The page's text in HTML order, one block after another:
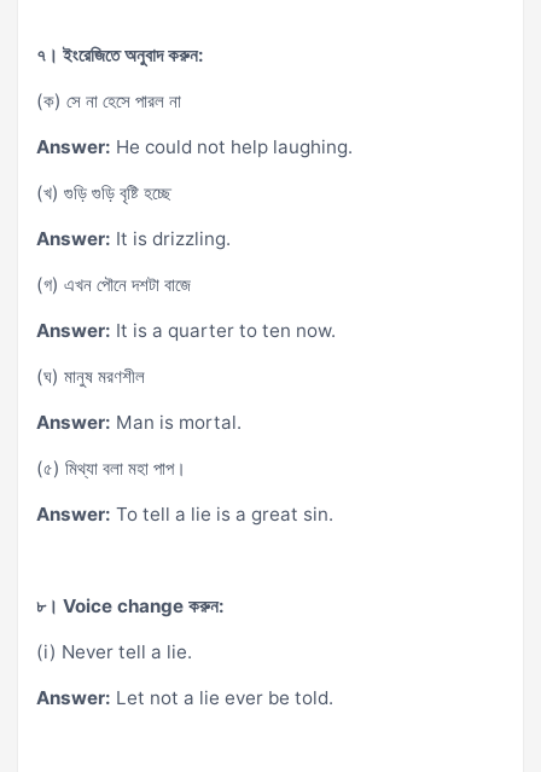
৭। ইংরেজিতে অনুবাদ করুন:
(ক) সে না হেসে পারল না
Answer: He could not help laughing.
(খ) গুড়ি গুড়ি বৃষ্টি হচ্ছে
Answer: It is drizzling.
(গ) এখন পৌনে দশটা বাজে
Answer: It is a quarter to ten now.
(ঘ) মানুষ মরণশীল
Answer: Man is mortal.
(৫) মিথ্যা বলা মহা পাপ।
Answer: To tell a lie is a great sin.
৮। Voice change করুন:
(i) Never tell a lie.
Answer: Let not a lie ever be told.